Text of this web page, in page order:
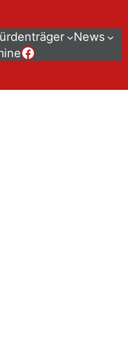
News
Der HHBV bei Facebook